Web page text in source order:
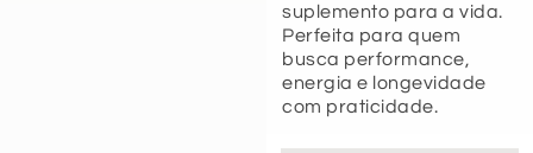
suplemento para a vida.
Perfeita para quem
busca performance,
energia e longevidade
com praticidade.